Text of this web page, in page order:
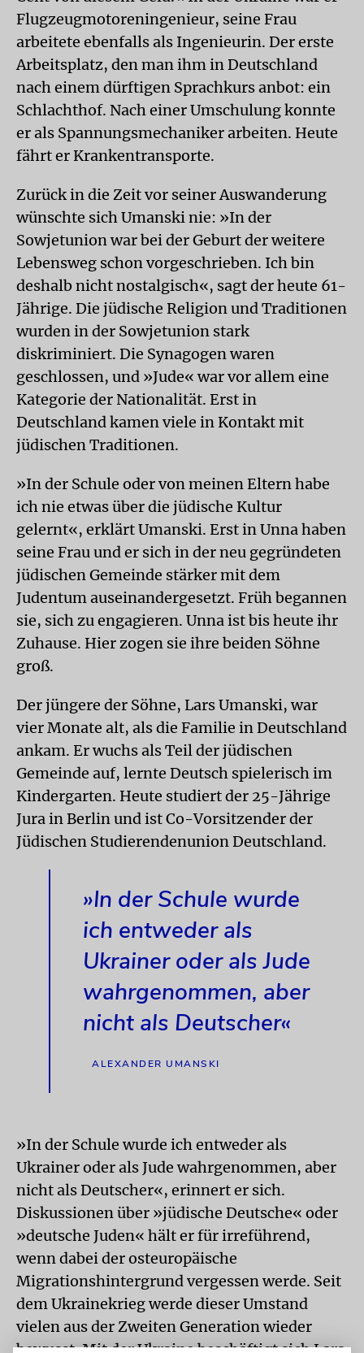
Flugzeugmotoreningenieur, seine Frau
arbeitete ebenfalls als Ingenieurin. Der erste
Arbeitsplatz, den man ihm in Deutschland
nach einem dürftigen Sprachkurs anbot: ein
Schlachthof. Nach einer Umschulung konnte
er als Spannungsmechaniker arbeiten. Heute
fährt er Krankentransporte.
Zurück in die Zeit vor seiner Auswanderung
wünschte sich Umanski nie: »In der
Sowjetunion war bei der Geburt der weitere
Lebensweg schon vorgeschrieben. Ich bin
deshalb nicht nostalgisch«, sagt der heute 61-
Jährige. Die jüdische Religion und Traditionen
wurden in der Sowjetunion stark
diskriminiert. Die Synagogen waren
geschlossen, und »Jude« war vor allem eine
Kategorie der Nationalität. Erst in
Deutschland kamen viele in Kontakt mit
jüdischen Traditionen.
»In der Schule oder von meinen Eltern habe
ich nie etwas über die jüdische Kultur
gelernt«, erklärt Umanski. Erst in Unna haben
seine Frau und er sich in der neu gegründeten
jüdischen Gemeinde stärker mit dem
Judentum auseinandergesetzt. Früh begannen
sie, sich zu engagieren. Unna ist bis heute ihr
Zuhause. Hier zogen sie ihre beiden Söhne
groß.
Der jüngere der Söhne, Lars Umanski, war
vier Monate alt, als die Familie in Deutschland
ankam. Er wuchs als Teil der jüdischen
Gemeinde auf, lernte Deutsch spielerisch im
Kindergarten. Heute studiert der 25-Jährige
Jura in Berlin und ist Co-Vorsitzender der
Jüdischen Studierendenunion Deutschland.
»In der Schule wurde
ich entweder als
Ukrainer oder als Jude
wahrgenommen, aber
nicht als Deutscher«
ALEXANDER UMANSKI
»In der Schule wurde ich entweder als
Ukrainer oder als Jude wahrgenommen, aber
nicht als Deutscher«, erinnert er sich.
Diskussionen über »jüdische Deutsche« oder
»deutsche Juden« hält er für irreführend,
wenn dabei der osteuropäische
Migrationshintergrund vergessen werde. Seit
dem Ukrainekrieg werde dieser Umstand
vielen aus der Zweiten Generation wieder
bewusst. Mit der Ukraine beschäftigt sich Lars